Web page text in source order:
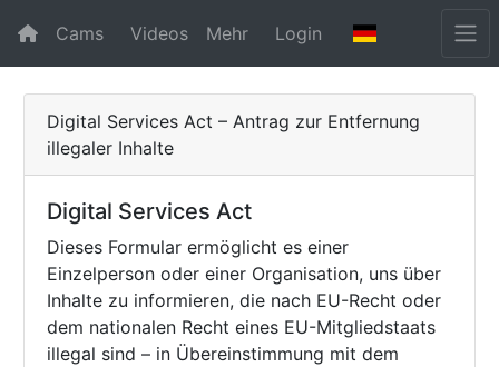
Cams Videos Mehr Login
Digital Services Act – Antrag zur Entfernung
illegaler Inhalte
Digital Services Act
Dieses Formular ermöglicht es einer
Einzelperson oder einer Organisation, uns über
Inhalte zu informieren, die nach EU-Recht oder
dem nationalen Recht eines EU-Mitgliedstaats
illegal sind – in Übereinstimmung mit dem